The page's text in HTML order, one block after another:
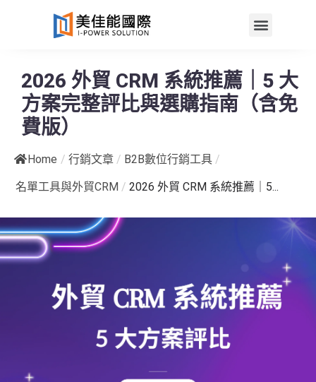
2026 外貿 CRM 系統推薦｜5 大
方案完整評比與選購指南（含免
費版）
Home / 行銷文章 / B2B數位行銷工具 /
名單工具與外貿CRM / 2026 外貿 CRM 系統推薦｜5...